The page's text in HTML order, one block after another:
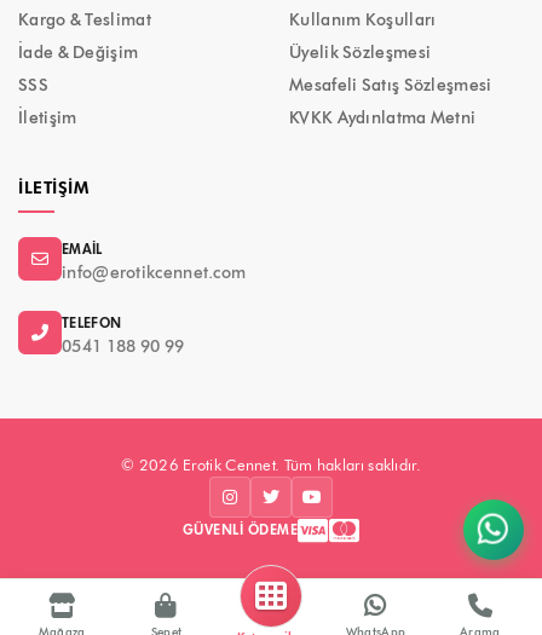
Kargo & Teslimat
İade & Değişim
SSS
İletişim
Kullanım Koşulları
Üyelik Sözleşmesi
Mesafeli Satış Sözleşmesi
KVKK Aydınlatma Metni
İLETIŞIM
EMAIL
info@erotikcennet.com
TELEFON
0541 188 90 99
© 2026 Erotik Cennet. Tüm hakları saklıdır.
GÜVENLI ÖDEME
Mağaza Sepet WhatsApp Arama